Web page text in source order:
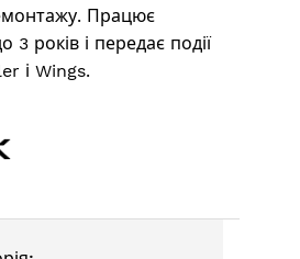
Працює
3 років і передає події
і Wings.